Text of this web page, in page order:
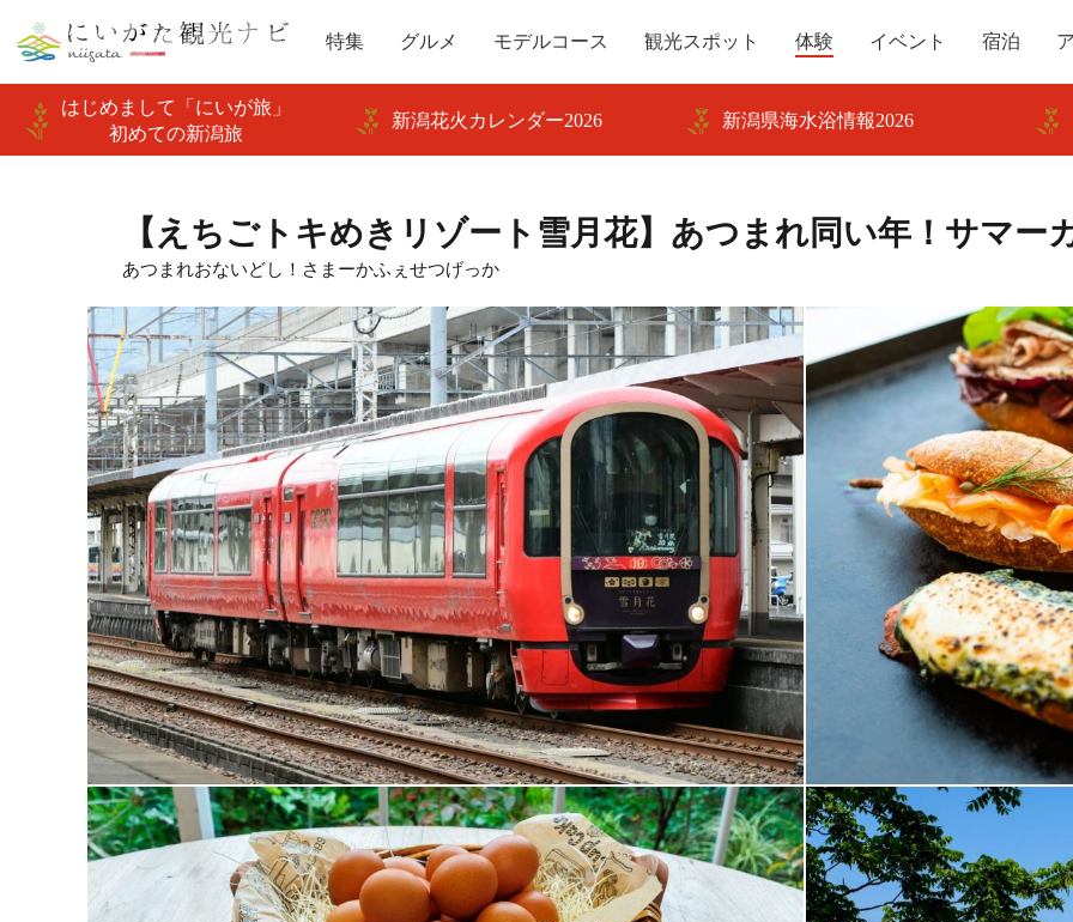
特集 グルメ モデルコース 観光スポット 体験 イベント 宿泊
はじめまして「にいが旅」
初めての新潟旅
新潟花火カレンダー2026 新潟県海水浴情報2026
【えちごトキめきリゾート雪月花】あつまれ同い年！サマー
あつまれおないどし！さまーかふぇせつげっか